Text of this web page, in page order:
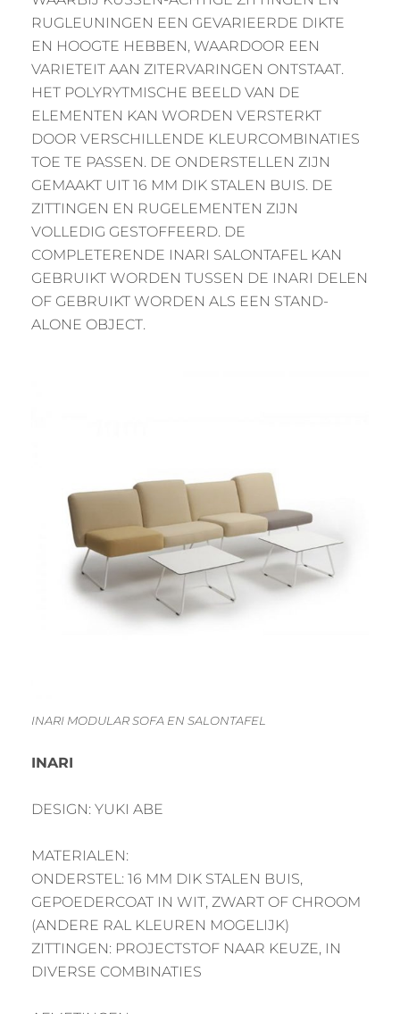
RUGLEUNINGEN EEN GEVARIEERDE DIKTE
EN HOOGTE HEBBEN, WAARDOOR EEN
VARIETEIT AAN ZITERVARINGEN ONTSTAAT.
HET POLYRYTMISCHE BEELD VAN DE
ELEMENTEN KAN WORDEN VERSTERKT
DOOR VERSCHILLENDE KLEURCOMBINATIES
TOE TE PASSEN. DE ONDERSTELLEN ZIJN
GEMAAKT UIT 16 MM DIK STALEN BUIS. DE
ZITTINGEN EN RUGELEMENTEN ZIJN
VOLLEDIG GESTOFFEERD. DE
COMPLETERENDE INARI SALONTAFEL KAN
GEBRUIKT WORDEN TUSSEN DE INARI DELEN
OF GEBRUIKT WORDEN ALS EEN STAND-
ALONE OBJECT.
INARI MODULAR SOFA EN SALONTAFEL
INARI
DESIGN: YUKI ABE
MATERIALEN:
ONDERSTEL: 16 MM DIK STALEN BUIS,
GEPOEDERCOAT IN WIT, ZWART OF CHROOM
(ANDERE RAL KLEUREN MOGELIJK)
ZITTINGEN: PROJECTSTOF NAAR KEUZE, IN
DIVERSE COMBINATIES